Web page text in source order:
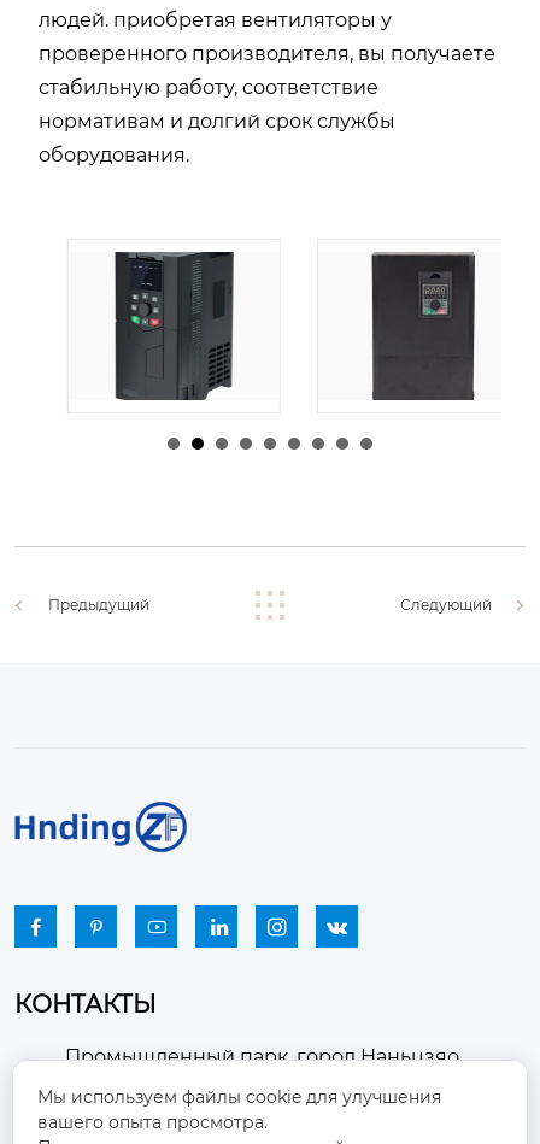
людей. приобретая вентиляторы у
проверенного производителя, вы получаете
стабильную работу, соответствие
нормативам и долгий срок службы
оборудования.
由admin |30 1 月,
由admin |29 1 月,
Предыдущий Следующий
     
КОНТАКТЫ

Промышленный парк, город Наньцзяо,
район Чжоуцунь, город Цзыбо, провинция
Шаньдун
Мы используем файлы cookie для улучшения
вашего опыта просмотра.